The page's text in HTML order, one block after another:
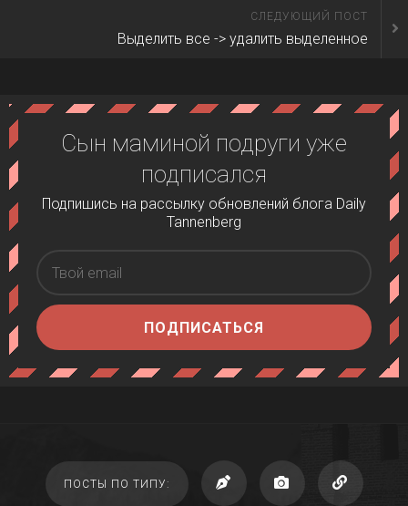
СЛЕДУЮЩИЙ ПОСТ
Выделить все -> удалить выделенное
Сын маминой подруги уже
подписался
Подпишись на рассылку обновлений блога Daily
Tannenberg
ПОДПИСАТЬСЯ
ПОСТЫ ПО ТИПУ: